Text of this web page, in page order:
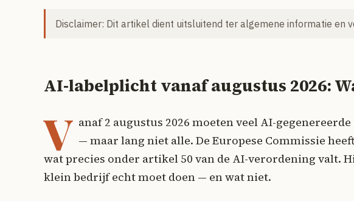
Disclaimer: Dit artikel dient uitsluitend ter algemene informatie en
AI-labelplicht vanaf augustus 2026:
V anaf 2 augustus 2026 moeten veel AI-
— maar lang niet alle. De Europese Commissie
wat precies onder artikel 50 van de AI-verordening valt.
klein bedrijf echt moet doen — en wat niet.